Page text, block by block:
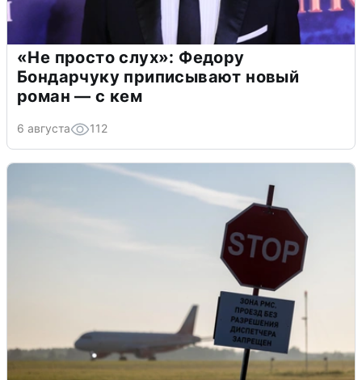
«Не просто слух»: Федору
Бондарчуку приписывают новый
роман — с кем
6 августа 112